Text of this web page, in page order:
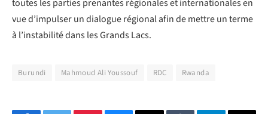
toutes les parties prenantes régionales et internationales en
vue d’impulser un dialogue régional afin de mettre un terme
à l’instabilité dans les Grands Lacs.
Burundi Mahmoud Ali Youssouf RDC Rwanda